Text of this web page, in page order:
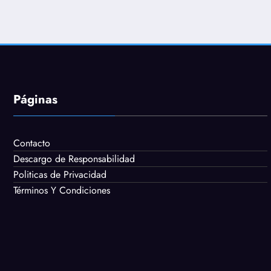
Páginas
Contacto
Descargo de Responsabilidad
Politicas de Privacidad
Términos Y Condiciones